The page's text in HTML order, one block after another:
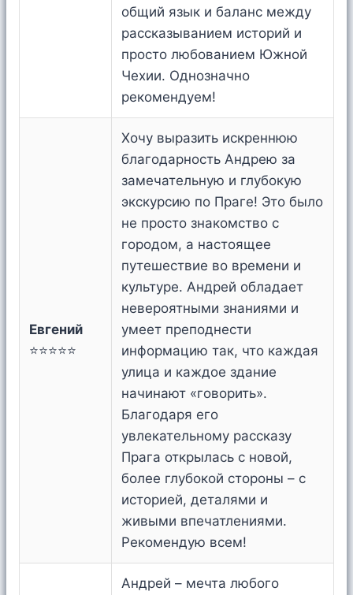
общий язык и баланс между
рассказыванием историй и
просто любованием Южной
Чехии. Однозначно
рекомендуем!
Евгений
⭐⭐⭐⭐⭐
Хочу выразить искреннюю
благодарность Андрею за
замечательную и глубокую
экскурсию по Праге! Это было
не просто знакомство с
городом, а настоящее
путешествие во времени и
культуре. Андрей обладает
невероятными знаниями и
умеет преподнести
информацию так, что каждая
улица и каждое здание
начинают «говорить».
Благодаря его
увлекательному рассказу
Прага открылась с новой,
более глубокой стороны – с
историей, деталями и
живыми впечатлениями.
Рекомендую всем!
Андрей – мечта любого